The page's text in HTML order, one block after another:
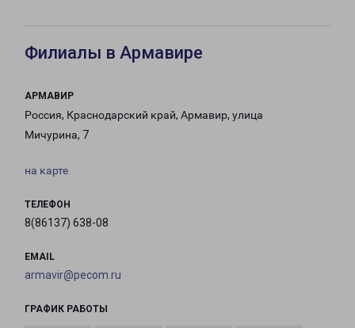
Филиалы в Армавире
АРМАВИР
Россия, Краснодарский край, Армавир, улица
Мичурина, 7
на карте
ТЕЛЕФОН
8(86137) 638-08
EMAIL
armavir@pecom.ru
ГРАФИК РАБОТЫ